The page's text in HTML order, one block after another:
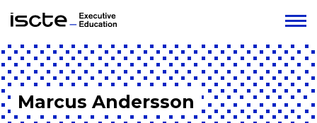
Marcus Andersson